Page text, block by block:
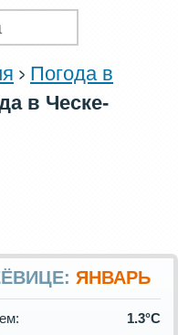
Погода в
в Ческе-
ЯНВАРЬ
1.3°C